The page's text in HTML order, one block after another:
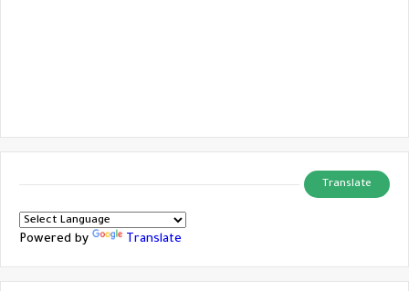
Translate
Powered by Translate